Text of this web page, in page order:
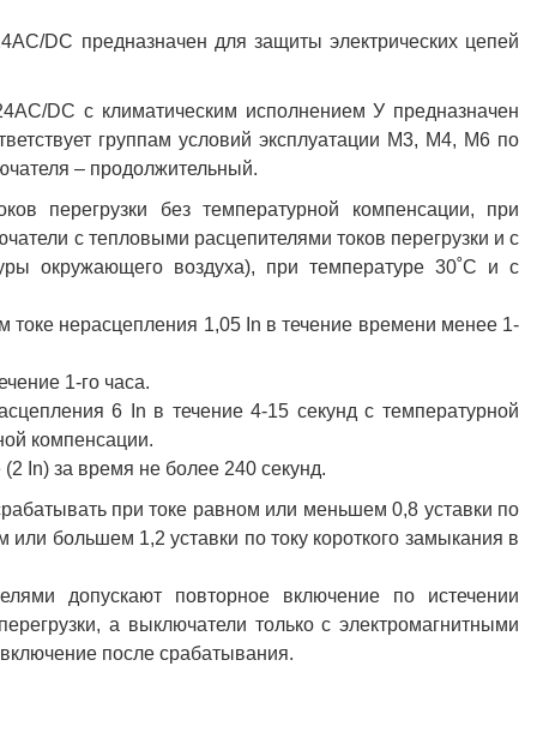
DC предназначен для защиты электрических цепей
DC с климатическим исполнением У предназначен
группам условий эксплуатации М3, М4, М6 по
– продолжительный.
перегрузки без температурной компенсации, при
с тепловыми расцепителями токов перегрузки и с
окружающего воздуха), при температуре 30˚С и с
токе нерасцепления 1,05 In в течение времени менее 1-
1-го часа.
6 In в течение 4-15 секунд с температурной
компенсации.
In) за время не более 240 секунд.
при токе равном или меньшем 0,8 уставки по
большем 1,2 уставки по току короткого замыкания в
допускают повторное включение по истечении
а выключатели только с электромагнитными
после срабатывания.